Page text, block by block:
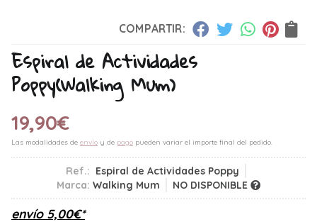
COMPARTIR:
Espiral de Actividades
Poppy(Walking Mum)
19,90€
Las modalidades de envío y de pago pueden variar el importe final del pedido.
Ref.: Espiral de Actividades Poppy
Marca: Walking Mum NO DISPONIBLE
envío 5,00€*